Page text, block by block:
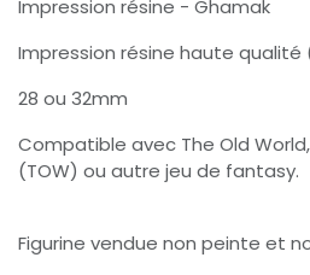
Impression résine - Ghamak
Impression résine haute qualité
28 ou 32mm
Compatible avec The Old
(TOW) ou autre jeu de fantasy.
Figurine vendue non peinte et